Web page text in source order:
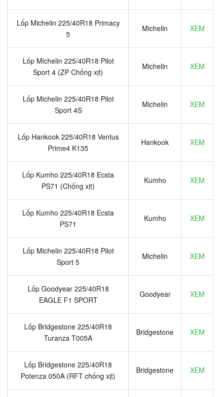
Lốp Michelin 225/40R18 Primacy
5
Michelin XEM
Lốp Michelin 225/40R18 Pilot
Sport 4 (ZP Chống xịt)
Michelin XEM
Lốp Michelin 225/40R18 Pilot
Sport 4S
Michelin XEM
Lốp Hankook 225/40R18 Ventus
Prime4 K135
Hankook XEM
Lốp Kumho 225/40R18 Ecsta
PS71 (Chống xịt)
Kumho XEM
Lốp Kumho 225/40R18 Ecsta
PS71
Kumho XEM
Lốp Michelin 225/40R18 Pilot
Sport 5
Michelin XEM
Lốp Goodyear 225/40R18
EAGLE F1 SPORT
Goodyear XEM
Lốp Bridgestone 225/40R18
Turanza T005A
Bridgestone XEM
Lốp Bridgestone 225/40R18
Potenza 050A (RFT chống xịt)
Bridgestone XEM